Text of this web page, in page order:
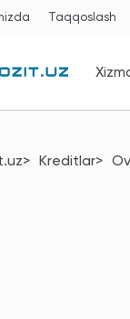
Taqqoslash
Kreditlar